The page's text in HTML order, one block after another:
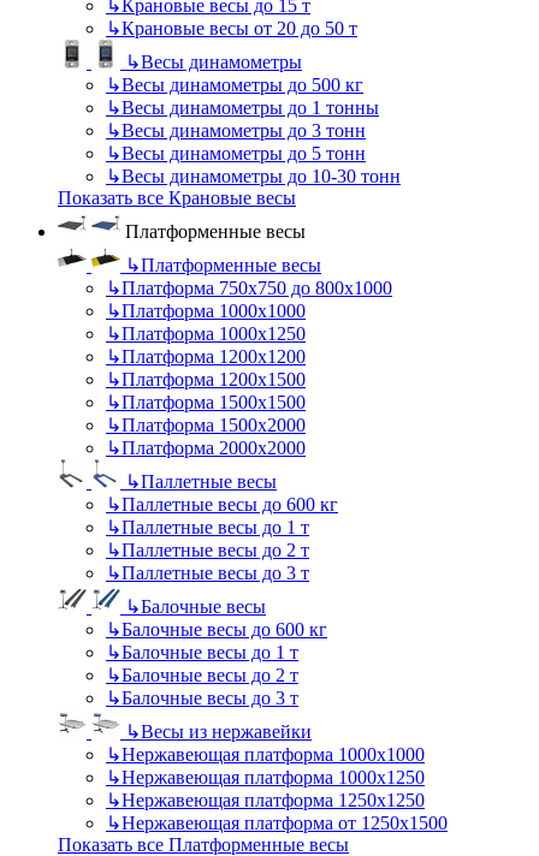
↳Крановые весы до 15 т
↳Крановые весы от 20 до 50 т
↳Весы динамометры
↳Весы динамометры до 500 кг
↳Весы динамометры до 1 тонны
↳Весы динамометры до 3 тонн
↳Весы динамометры до 5 тонн
↳Весы динамометры до 10-30 тонн
Показать все Крановые весы
Платформенные весы
↳Платформенные весы
↳Платформа 750х750 до 800х1000
↳Платформа 1000х1000
↳Платформа 1000х1250
↳Платформа 1200х1200
↳Платформа 1200х1500
↳Платформа 1500х1500
↳Платформа 1500х2000
↳Платформа 2000х2000
↳Паллетные весы
↳Паллетные весы до 600 кг
↳Паллетные весы до 1 т
↳Паллетные весы до 2 т
↳Паллетные весы до 3 т
↳Балочные весы
↳Балочные весы до 600 кг
↳Балочные весы до 1 т
↳Балочные весы до 2 т
↳Балочные весы до 3 т
↳Весы из нержавейки
↳Нержавеющая платформа 1000х1000
↳Нержавеющая платформа 1000х1250
↳Нержавеющая платформа 1250х1250
↳Нержавеющая платформа от 1250х1500
Показать все Платформенные весы